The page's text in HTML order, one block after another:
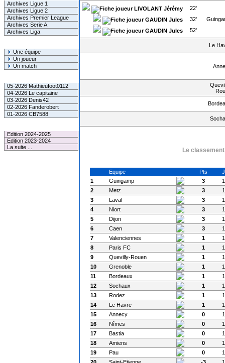
Archives Ligue 1
Archives Ligue 2
Archives Premier League
Archives Serie A
Archives Liga
Une équipe
Un joueur
Un match
05-2026 Mathieufoot0112
04-2026 Le capitaine
03-2026 Denis42
02-2026 Fanderobert
01-2026 CB7588
Edition 2024-2025
Edition 2023-2024
La suite ...
LIVOLANT Jérémy
22'
GAUDIN Jules
32'
GAUDIN Jules
52'
Le
Le
Equipe Pts
J
1
Guingamp 3
1
2
Metz 3
1
3
Laval 3
1
4
Niort 3
1
5
Dijon 3
1
6
Caen 3
1
7
Valenciennes 1
1
8
Paris FC 1
1
9
Quevilly-Rouen 1
1
10
Grenoble 1
1
11
Bordeaux 1
1
12
Sochaux 1
1
13
Rodez 1
1
14
Le Havre 1
1
15
Annecy 0
1
16
Nîmes 0
1
17
Bastia 0
1
18
Amiens 0
1
19
Pau 0
1